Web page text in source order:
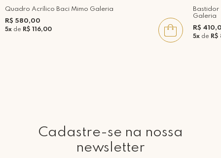
Quadro Acrílico Baci Mimo Galeria
R$ 580,00
5x de R$ 116,00
Bastidor
Galeria
R$
5xde R$
Cadastre-se na nossa
newsletter